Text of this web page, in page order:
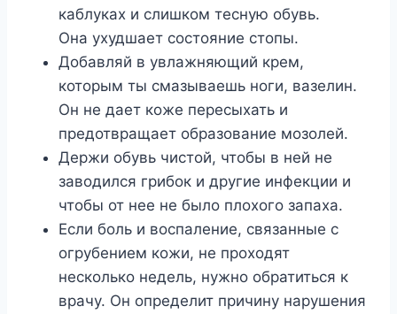
каблуках и слишком тесную обувь.
Она ухудшает состояние стопы.
Добавляй в увлажняющий крем,
которым ты смазываешь ноги, вазелин.
Он не дает коже пересыхать и
предотвращает образование мозолей.
Держи обувь чистой, чтобы в ней не
заводился грибок и другие инфекции и
чтобы от нее не было плохого запаха.
Если боль и воспаление, связанные с
огрубением кожи, не проходят
несколько недель, нужно обратиться к
врачу. Он определит причину нарушения